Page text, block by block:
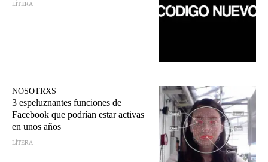
LÍTERA
NOSOTRXS
3 espeluznantes funciones de
Facebook que podrían estar activas
en unos años
LÍTERA